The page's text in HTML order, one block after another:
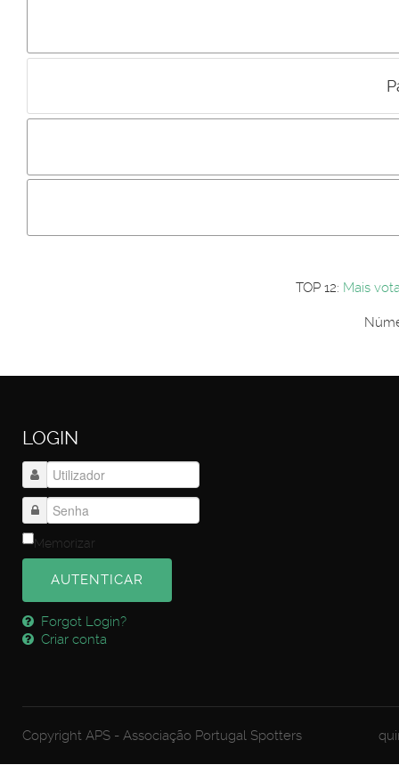
Incluir imagem :
Os
Primeiro autentique-se...
TOP 12: Mais
LOGIN
Memorizar
AUTENTICAR
Forgot Login?
Criar conta
Copyright APS - Associação Portugal Spotters